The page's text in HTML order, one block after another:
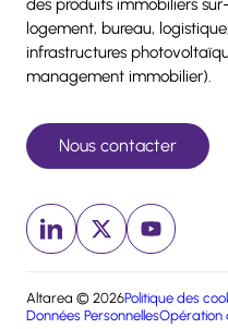
des produits immobiliers
logement, bureau,
infrastructures
management immobilier).
Nous contacter
Linkedin (nouvelle
x (nouvelle
Youtube
Altarea © 2026Politique des
Données PersonnellesOpération